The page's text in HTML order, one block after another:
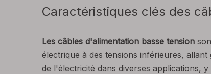
Caractéristiques clés des
Les câbles d'alimentation basse tension
électrique à des tensions inférieures,
de l'électricité dans diverses applications,